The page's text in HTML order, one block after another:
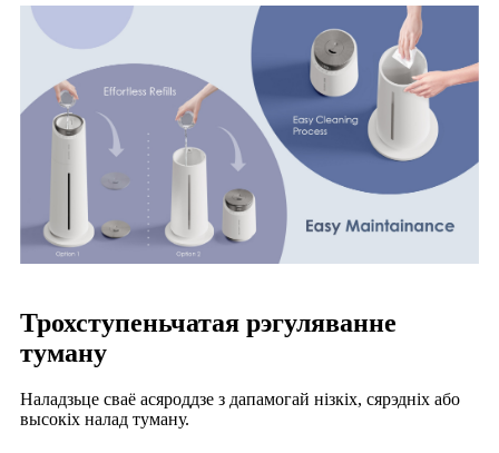
Трохступеньчатая рэгуляванне
туману
Наладзьце сваё асяроддзе з дапамогай нізкіх, сярэдніх або
высокіх налад туману.